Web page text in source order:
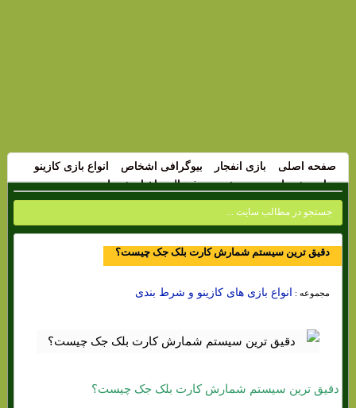
صفحه اصلی بازی انفجار بیوگرافی اشخاص
انواع بازی کازینو
سایت شرط بندی
پیش بینی فوتبال اخبار شرط بندی
دقیق ترین سیستم شمارش کارت بلک جک چیست؟
مجموعه : انواع بازی های کازینو و شرط بندی
دقیق ترین سیستم شمارش کارت بلک جک چیست؟